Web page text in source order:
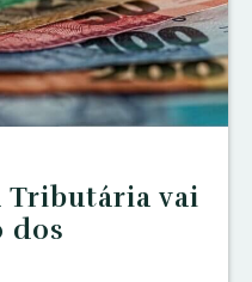
Tributária vai
dos